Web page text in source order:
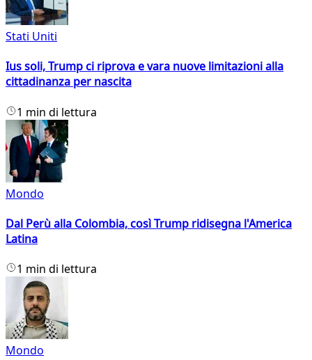
Stati Uniti
Ius soli, Trump ci riprova e vara nuove limitazioni alla
cittadinanza per nascita
1 min di lettura
Mondo
Dal Perù alla Colombia, così Trump ridisegna l'America
Latina
1 min di lettura
Mondo